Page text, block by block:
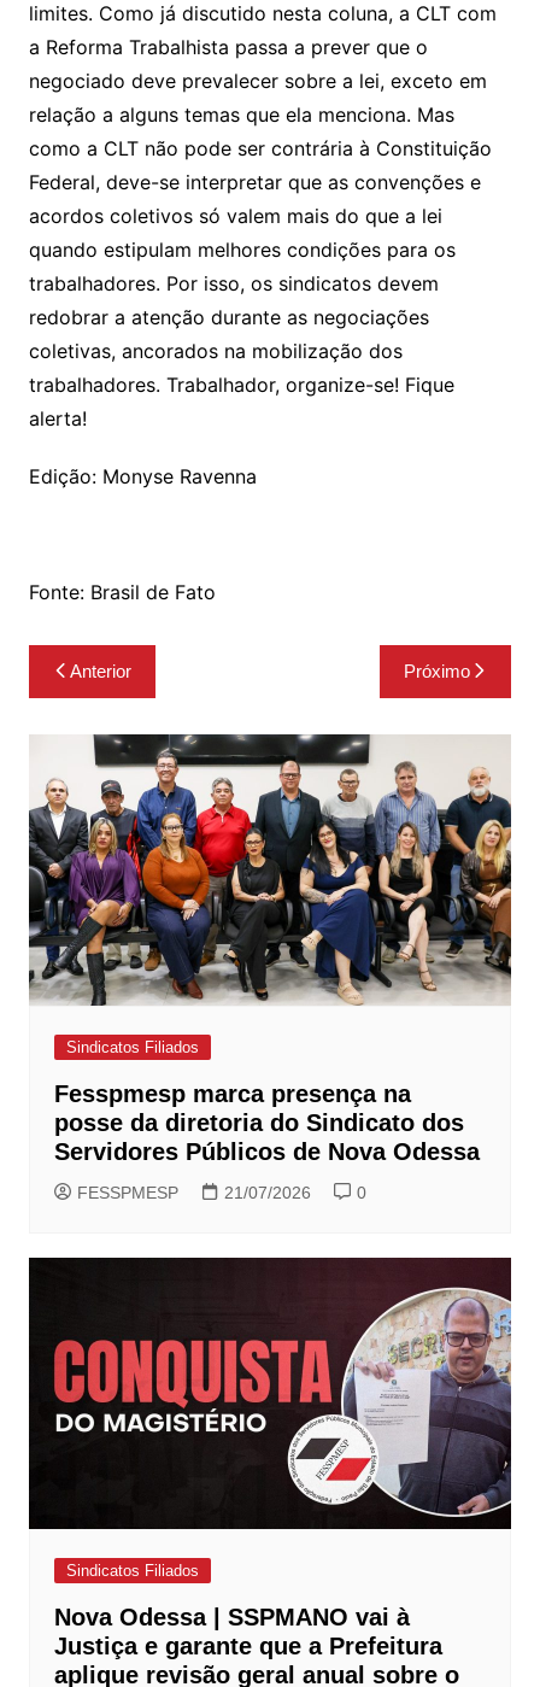
limites. Como já discutido nesta coluna, a CLT com
a Reforma Trabalhista passa a prever que o
negociado deve prevalecer sobre a lei, exceto em
relação a alguns temas que ela menciona. Mas
como a CLT não pode ser contrária à Constituição
Federal, deve-se interpretar que as convenções e
acordos coletivos só valem mais do que a lei
quando estipulam melhores condições para os
trabalhadores. Por isso, os sindicatos devem
redobrar a atenção durante as negociações
coletivas, ancorados na mobilização dos
trabalhadores. Trabalhador, organize-se! Fique
alerta!
Edição: Monyse Ravenna
Fonte: Brasil de Fato
Navegação
de
Post
Anterior Próximo
Sindicatos Filiados
Fesspmesp marca presença na
posse da diretoria do Sindicato dos
Servidores Públicos de Nova Odessa
FESSPMESP 21/07/2026 0
Sindicatos Filiados
Nova Odessa | SSPMANO vai à
Justiça e garante que a Prefeitura
aplique revisão geral anual sobre o